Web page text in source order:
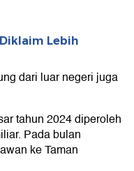
Lebih
dari luar negeri juga
tahun 2024 diperoleh
Pada bulan
ke Taman